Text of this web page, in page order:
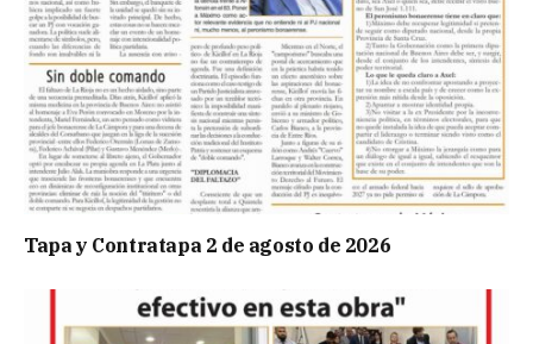
Tapa y Contratapa 2 de agosto de 2026